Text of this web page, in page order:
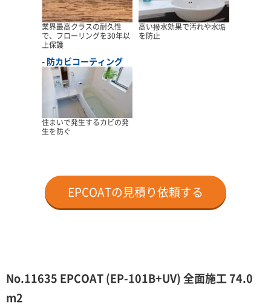
業界最高クラスの耐久性
で、フローリングを30年以
上保護
高い撥水効果で汚れや水垢
を防止
防カビコーティング
住まいで発生するカビの発
生を防ぐ
EPCOATの見積り依頼する
No.11635 EPCOAT (EP-101B+UV) 全面施工 74.0
m2